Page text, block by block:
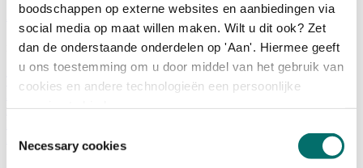
boodschappen op externe websites en aanbiedingen via
social media op maat willen maken. Wilt u dit ook? Zet
dan de onderstaande onderdelen op 'Aan'. Hiermee geeft
u ons toestemming om u door middel van het gebruik van
cookies en andere technologieën een persoonlijke
Necessary cookies
Alle Thema's
Programma
Terugblik
Activiteiten
Exposantenlijst
Programma